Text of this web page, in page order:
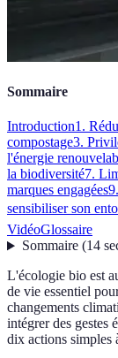
Sommaire
Introduction1.
compostage3.
l'énergie
la biodiversité7.
marques engagées
sensibiliser son
VidéoGlossaire
Sommaire(14
L'écologie bio est
de vie essentiel
changements
intégrer des gestes
dix actions simples